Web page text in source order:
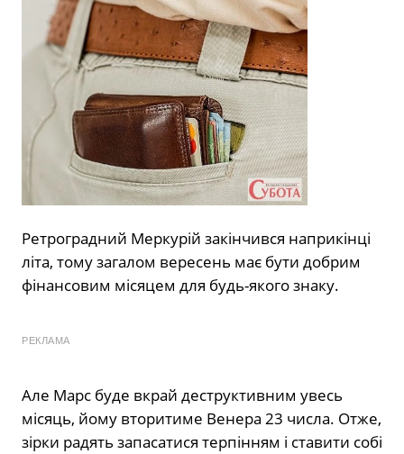
Ретроградний Меркурій закінчився наприкінці
літа, тому загалом вересень має бути добрим
фінансовим місяцем для будь-якого знаку.
РЕКЛАМА
Але Марс буде вкрай деструктивним увесь
місяць, йому вторитиме Венера 23 числа. Отже,
зірки радять запасатися терпінням і ставити собі